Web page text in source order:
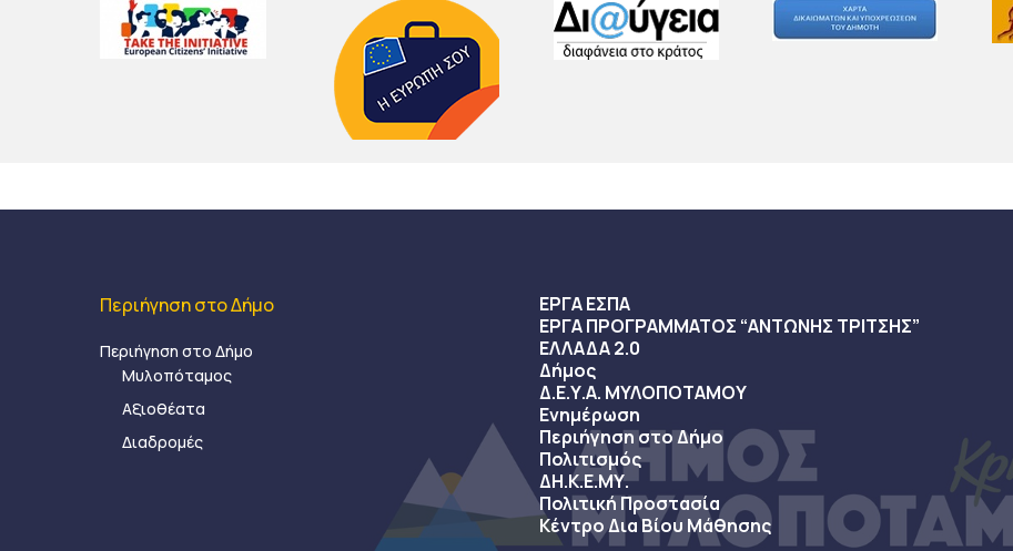
Περιήγηση στο Δήμο
Περιήγηση στο Δήμο
Μυλοπόταμος
Αξιοθέατα
Διαδρομές
ΕΡΓΑ ΕΣΠΑ
ΕΡΓΑ ΠΡΟΓΡΑΜΜΑΤΟΣ “ΑΝΤΩΝΗΣ ΤΡΙΤΣΗΣ”
ΕΛΛΑΔΑ 2.0
Δήμος
Δ.Ε.Υ.Α. ΜΥΛΟΠΟΤΑΜΟΥ
Ενημέρωση
Περιήγηση στο Δήμο
Πολιτισμός
ΔΗ.Κ.Ε.ΜΥ.
Πολιτική Προστασία
Κέντρο Δια Βίου Μάθησης